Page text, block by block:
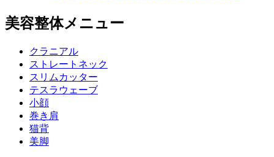
美容整体メニュー
クラニアル
ストレートネック
スリムカッター
テスラウェーブ
小顔
巻き肩
猫背
美脚